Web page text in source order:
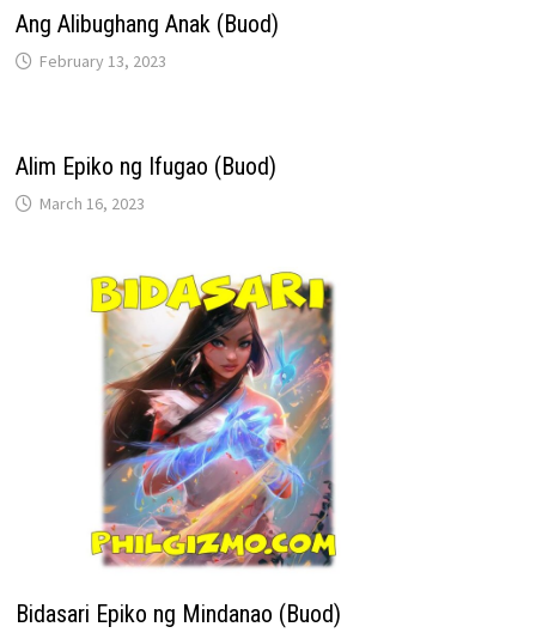
Ang Alibughang Anak (Buod)
February 13, 2023
Alim Epiko ng Ifugao (Buod)
March 16, 2023
Bidasari Epiko ng Mindanao (Buod)